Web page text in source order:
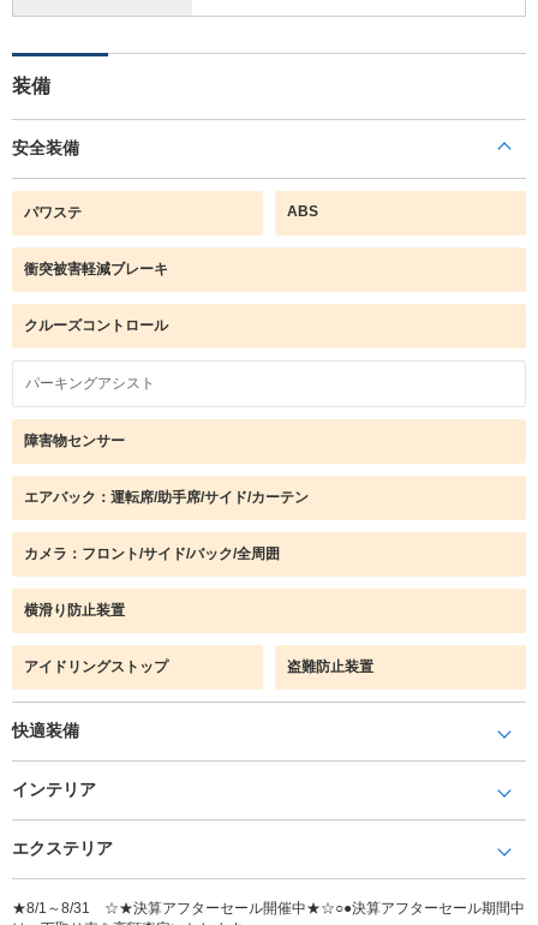
装備
安全装備
パワステ ABS
衝突被害軽減ブレーキ
クルーズコントロール
パーキングアシスト
障害物センサー
エアバック：運転席/助手席/サイド/カーテン
カメラ：フロント/サイド/バック/全周囲
横滑り防止装置
アイドリングストップ 盗難防止装置
快適装備
インテリア
エクステリア
★8/1～8/31 ☆★決算アフターセール開催中★☆○●決算アフターセール期間中